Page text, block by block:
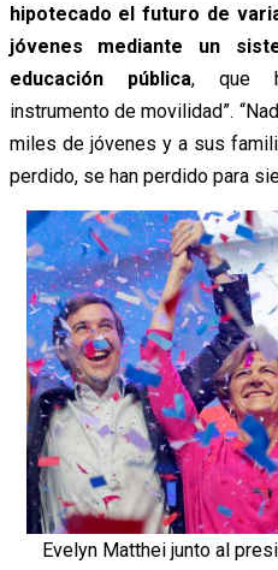
hipotecado el futuro de
jóvenes mediante un
educación pública, que
instrumento de movilidad”.
miles de jóvenes y a sus
perdido, se han perdido para
Evelyn Matthei junto al